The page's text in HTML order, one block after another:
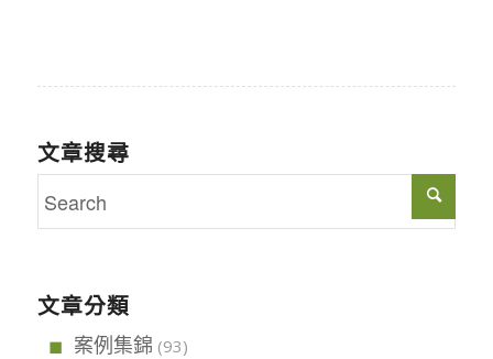
文章搜尋
文章分類
案例集錦 (93)